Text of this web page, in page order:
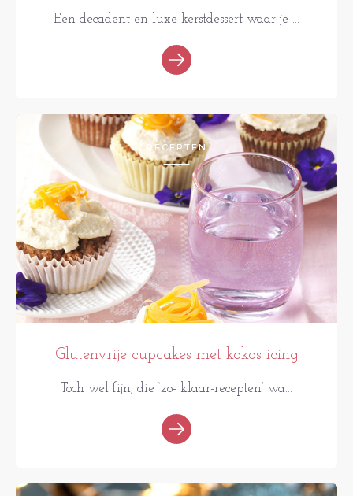
Een decadent en luxe kerstdessert waar je ...
RECEPTEN
Glutenvrije cupcakes met kokos icing
Toch wel fijn, die ‘zo- klaar-recepten’ wa...